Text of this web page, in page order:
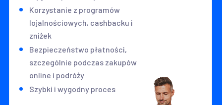
Korzystanie z programów
lojalnościowych, cashbacku i
zniżek
Bezpieczeństwo płatności,
szczególnie podczas zakupów
online i podróży
Szybki i wygodny proces